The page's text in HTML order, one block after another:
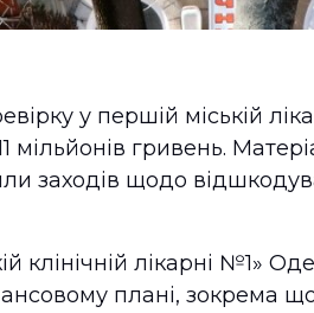
у першій міській
гривень.
заходів щодо
клінічній лікарні №1»
плані, зокрема